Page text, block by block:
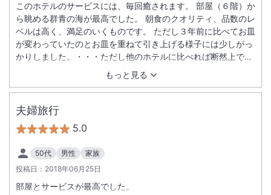
もっと見る
このホテルのサービスには、毎回癒されます。 部屋（６階）か
ら眺める群青の海が最高でした。 朝食のクオリティ、品数のレ
ベルは高く、満足のいくものです。 ただし３年前に比べてお皿
が変わっていたのとお皿を重ねて引き上げる様子には少しがっ
かりしました。・・・ただし他のホテルに比べれば断然上で
夫婦旅行
5.0
50代 男性
家族
投稿日： 2018年06月25日
部屋とサービスが最高でした。